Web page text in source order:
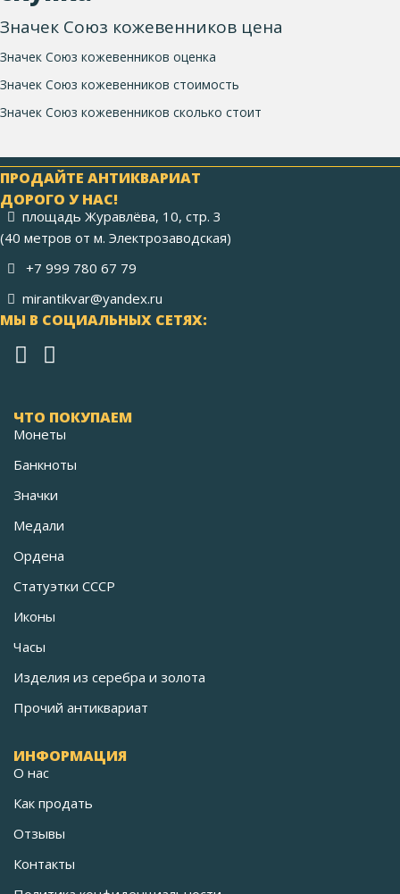
Значек Союз кожевенников цена
Значек Союз кожевенников оценка
Значек Союз кожевенников стоимость
Значек Союз кожевенников сколько стоит
ПРОДАЙТЕ АНТИКВАРИАТ
ДОРОГО У НАС!
площадь Журавлёва, 10, стр. 3
(40 метров от м. Электрозаводская)
+7 999 780 67 79
mirantikvar@yandex.ru
МЫ В СОЦИАЛЬНЫХ СЕТЯХ:
ЧТО ПОКУПАЕМ
Монеты
Банкноты
Значки
Медали
Ордена
Статуэтки СССР
Иконы
Часы
Изделия из серебра и золота
Прочий антиквариат
ИНФОРМАЦИЯ
О нас
Как продать
Отзывы
Контакты